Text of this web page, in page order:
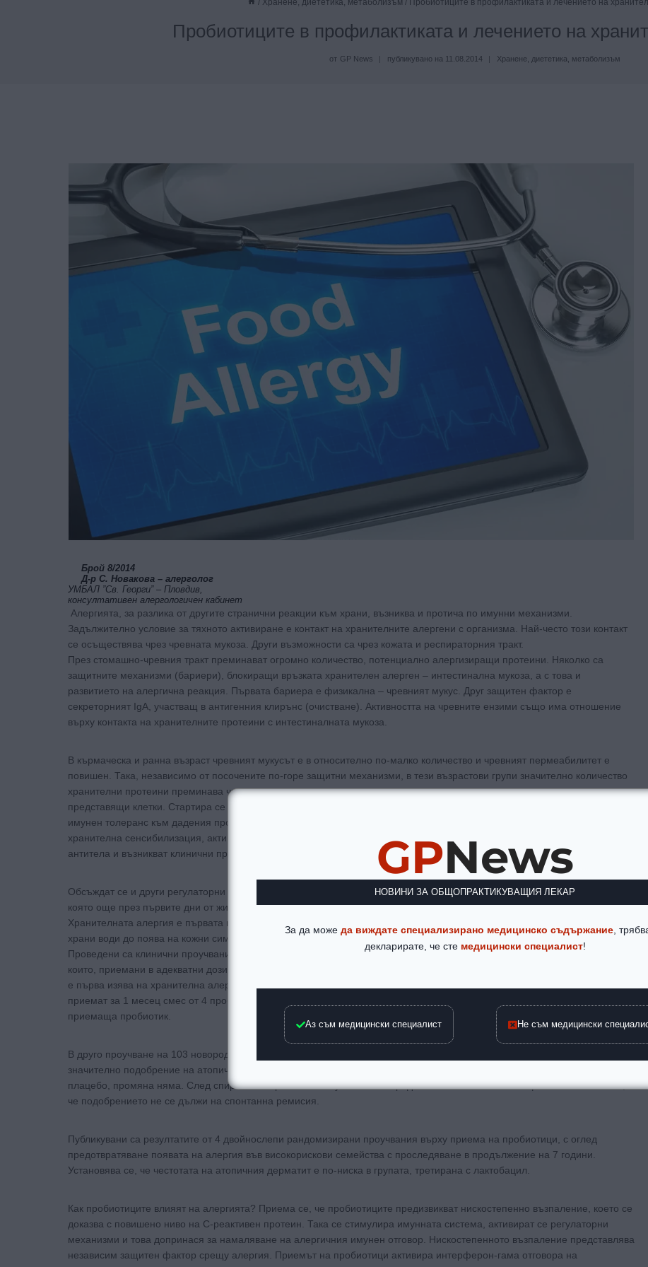
/ Хранене, диететика, метаболизъм / Пробиотиците в профилактиката и лечението на
Пробиотиците в профилактиката и лечението на
от GP News публикувано на 11.08.2014 Хранене, диететика, метаболизъм
Брой 8/2014
Д-р С. Новакова – алерголог
УМБАЛ ”Св. Георги” – Пловдив,
консултативен алергологичен кабинет
Алергията, за разлика от другите странични реакции към храни, възниква и протича по имунни механизми.
Задължително условие за тяхното активиране е контакт на хранителните алергени с организма. Най-често този контакт
се осъществява чрез чревната мукоза. Други възможности са чрез кожата и респираторния тракт.
През стомашно-чревния тракт преминават огромно количество, потенциално алергизиращи протеини. Няколко са
защитните механизми (бариери), блокиращи връзката хранителен алерген – интестинална мукоза, а с това и
развитието на алергична реакция. Първата бариера е физикална – чревният мукус. Друг защитен фактор е
секреторният IgA, участващ в антигенния клирънс (очистване). Активността на чревните ензими също има отношение
върху контакта на хранителните протеини с интестиналната мукоза.
В кърмаческа и ранна възраст чревният мукусът е в относително по-малко количество и чревният пермеабилитет е
повишен. Така, независимо от посочените по-горе защитни механизми, в тези възрастови групи значително количество
хранителни протеини преминава чревната мукоза и влизат в контакт с дендритните клетки, които са антиген
представящи клетки. Стартира се имунен отговор – Т- и В- клетъчен. Нормално, този отговор води до развитие на
имунен толеранс към дадения протеин. При част от децата, ( 2-10%), най-често генетично детерминирани, се развива
хранителна сенсибилизация, активира се Th2 имунен отговор, синтезират се специфични към дадения протеин IgE
антитела и възникват клинични прояви на хранителна алергия.
Обсъждат се и други регулаторни механизми, свързани с огромната и активна сапрофитна чревна бактериална флора,
която още през първите дни от живота, играе важна роля за развитието на толерантност или сенсибилизация.
Хранителната алергия е първата проява на атопично /IgE- медиирано/ заболяване. Приемането на алергизиращи
храни води до поява на кожни симптоми – дерматит или уртикария и по-рядко – ринит и свиркащо дишане.
Проведени са клинични проучвания върху хранителната алергия и ефекта на пробиотиците – живи микроорганизми
които, приемани в адекватни дози, допринасят за здравето. Вниманието е фокусирано върху атопичния дерматит, който
е първа изява на хранителна алергия. Най-голямо е проучването върху 230 новородени с атопичен дерматит, които
приемат за 1 месец смес от 4 пробиотика или плацебо. Резултатите показват подобрение на симптомите при групата,
приемаща пробиотик.
В друго проучване на 103 новородени същото лечение е проведено в продължение на 3 месеца. Наблюдава се
значително подобрение на атопичния дерматит при подгрупата, третирана с пробиотици, докато при приемащите
плацебо, промяна няма. След спиране на приема не се установява продължаване на лечебния ефект. Това означава,
че подобрението не се дължи на спонтанна ремисия.
Публикувани са резултатите от 4 двойнослепи рандомизирани проучвания върху приема на пробиотици, с оглед
предотвратяване появата на алергия във високорискови семейства с проследяване в продължение на 7 години.
Установява се, че честотата на атопичния дерматит е по-ниска в групата, третирана с лактобацил.
Как пробиотиците влияят на алергията? Приема се, че пробиотиците предизвикват нискостепенно възпаление, което се
доказва с повишено ниво на С-реактивен протеин. Така се стимулира имунната система, активират се регулаторни
механизми и това допринася за намаляване на алергичния имунен отговор. Нискостепенното възпаление представлява
независим защитен фактор срещу алергия. Приемът на пробиотици активира интерферон-гама отговора на
GPNews
НОВИНИ ЗА ОБЩОПРАКТИКУВАЩИЯ ЛЕКАР
За да може да виждате специализирано медицинско съдържание ,
декларирате, че сте медицински специалист!
Аз съм медицински специалист Не съм медицински